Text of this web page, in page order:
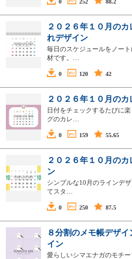
0 252 88.2
２０２６年１０月の
れデザイン
毎日のスケジュールをノー
材です。…
0 120 42
２０２６年１０月の
日付をチェックするたびに
グのカレ…
0 159 55.65
２０２６年１０月の
ン
シンプルな10月のラインデ
てスタ…
0 250 87.5
８分割のメモ帳デザ
イン
愛らしいシマエナガのモチ